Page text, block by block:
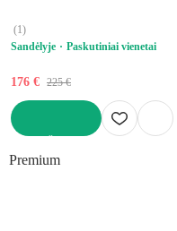
(1)
Sandėlyje
Paskutiniai vienetai
176 € 225 €
Premium